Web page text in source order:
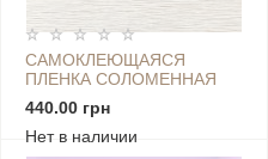
САМОКЛЕЮЩАЯСЯ
ПЛЕНКА СОЛОМЕННАЯ
0,45Х10М SW-00001245
440.00 грн
Нет в наличии